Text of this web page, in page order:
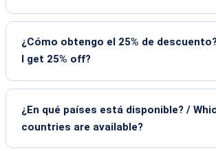
¿Cómo obtengo el 25% de
I get 25% off?
¿En qué países está disponible? /
countries are available?